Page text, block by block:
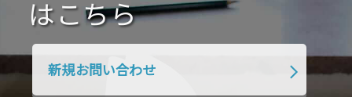
はこちら
新規お問い合わせ